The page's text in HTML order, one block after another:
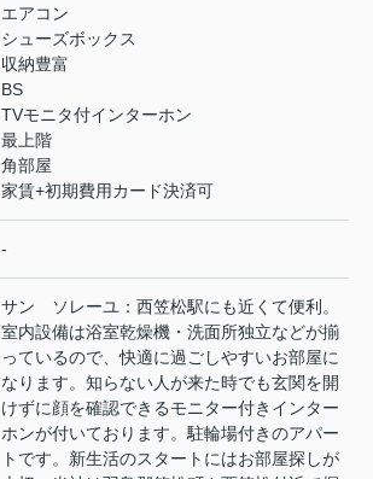
エアコン
シューズボックス
収納豊富
BS
TVモニタ付インターホン
最上階
角部屋
家賃+初期費用カード決済可
-
サン ソレーユ：西笠松駅にも近くて便利。
室内設備は浴室乾燥機・洗面所独立などが揃
っているので、快適に過ごしやすいお部屋に
なります。知らない人が来た時でも玄関を開
けずに顔を確認できるモニター付きインター
ホンが付いております。駐輪場付きのアパー
トです。新生活のスタートにはお部屋探しが